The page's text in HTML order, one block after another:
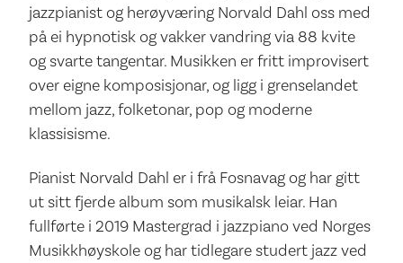
jazzpianist og herøyværing Norvald Dahl oss med
på ei hypnotisk og vakker vandring via 88 kvite
og svarte tangentar. Musikken er fritt improvisert
over eigne komposisjonar, og ligg i grenselandet
mellom jazz, folketonar, pop og moderne
klassisisme.
Pianist Norvald Dahl er i frå Fosnavag og har gitt
ut sitt fjerde album som musikalsk leiar. Han
fullførte i 2019 Mastergrad i jazzpiano ved Norges
Musikkhøyskole og har tidlegare studert jazz ved